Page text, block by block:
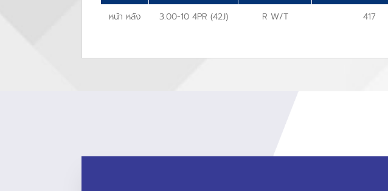
หน้า หลัง
3.00-10 4PR (42J) R W/T 417